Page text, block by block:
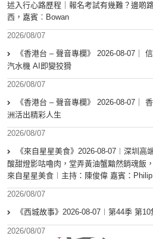
述入行心路歷程｜報名考試有幾難？邊啲
西，嘉賓︰Bowan
2026/08/07
《香港台 – 聲音專欄》 2026-08-07｜
汽水機 AI即變狡猾
2026/08/07
《香港台 – 聲音專欄》 2026-08-07｜
洲活出精彩人生
2026/08/07
《來自星星美食》2026-08-07︱深圳高
酸甜燈影咕嚕肉，堂弄黃油蟹黯然銷魂飯
來自星星美食︱主持：陳俊偉 嘉賓：
2026/08/07
《西城故事》2026-08-07︱第44季 第
2026/08/07